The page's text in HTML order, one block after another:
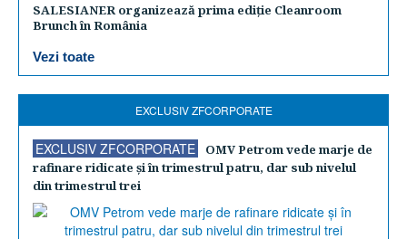
SALESIANER organizează prima ediție Cleanroom
Brunch în România
Vezi toate
EXCLUSIV ZFCORPORATE
EXCLUSIV ZFCORPORATE
OMV Petrom vede marje de
rafinare ridicate şi în trimestrul patru, dar sub nivelul
din trimestrul trei